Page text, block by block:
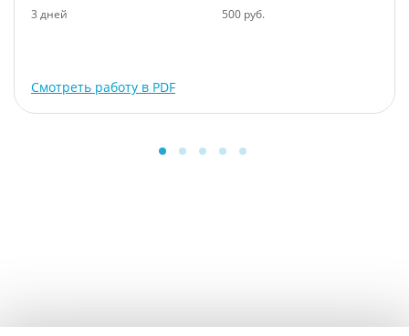
3 дней 500 руб.
Смотреть работу в PDF